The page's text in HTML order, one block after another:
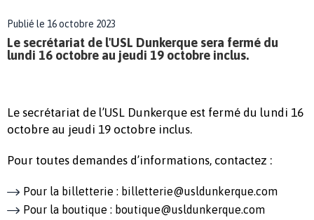
Publié le 16 octobre 2023
Le secrétariat de l'USL Dunkerque sera fermé du
lundi 16 octobre au jeudi 19 octobre inclus.
Le secrétariat de l’USL Dunkerque est fermé du lundi 16
octobre au jeudi 19 octobre inclus.
Pour toutes demandes d’informations, contactez :
Pour la billetterie : billetterie@usldunkerque.com
Pour la boutique : boutique@usldunkerque.com